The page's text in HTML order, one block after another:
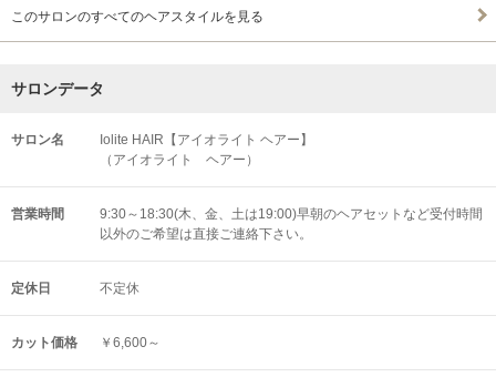
このサロンのすべてのヘアスタイルを見る
サロンデータ
サロン名
Iolite HAIR【アイオライト ヘアー】
（アイオライト ヘアー）
営業時間
9:30～18:30(木、金、土は19:00)早朝のヘアセットなど受付時間
以外のご希望は直接ご連絡下さい。
定休日 不定休
カット価格 ￥6,600～